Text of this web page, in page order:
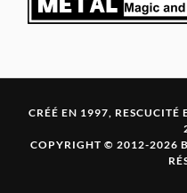
CRÉÉ EN 1997,
COPYRIGHT © 2012-2026